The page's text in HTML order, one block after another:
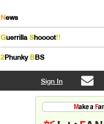
News
Guerrilla Shoooot!!
2Phunky BBS
Sign In